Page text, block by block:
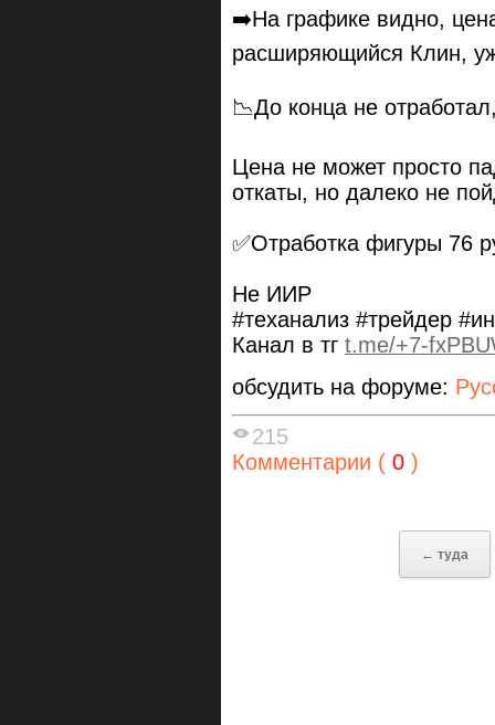
➡️На графике видно,
расширяющийся Клин,
📉До конца не
Цена не может просто
откаты, но далеко не
✅Отработка фигуры 76
Не ИИР
#теханализ #трейдер
Канал в тг t.me/+7-
обсудить на форуме:
215
Комментарии ( 0 )
← туда